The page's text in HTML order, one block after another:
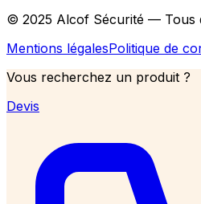
© 2025 Alcof Sécurité — Tous
Mentions légalesPolitique de
Vous recherchez un produit ?
Devis